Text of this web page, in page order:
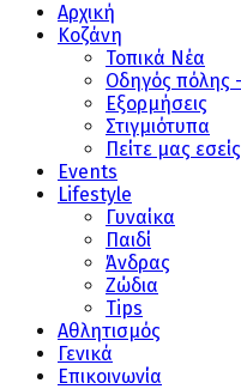
Αρχική
Κοζάνη
Τοπικά Νέα
Οδηγός πόλης
Εξορμήσεις
Στιγμιότυπα
Πείτε μας εσείς
Events
Lifestyle
Γυναίκα
Παιδί
Άνδρας
Ζώδια
Tips
Αθλητισμός
Γενικά
Επικοινωνία